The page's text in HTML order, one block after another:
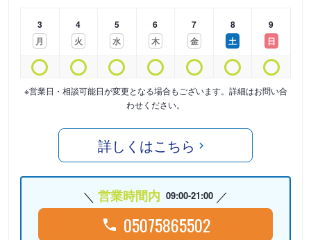
3
月
4
火
5
水
6
木
7
金
8
土
9
日
※営業日・相談可能日が変更となる場合もございます。詳細はお問い合
わせください。
詳しくはこちら
営業時間内 09:00-21:00
05075865502